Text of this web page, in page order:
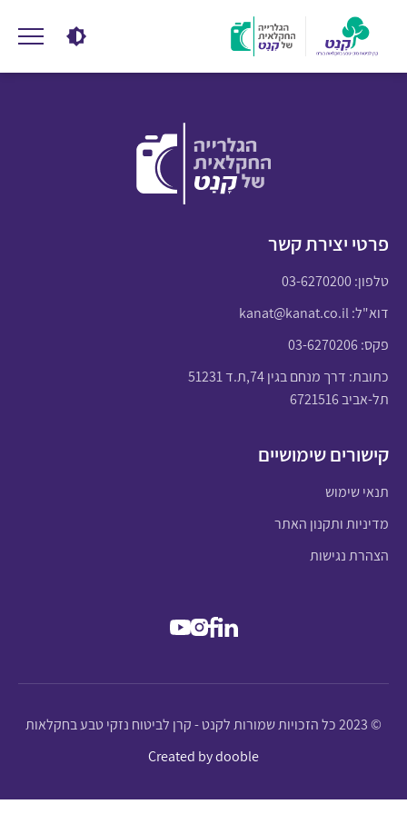
פרטי יצירת קשר
טלפון:03-6270200
דוא"ל:kanat@kanat.co.il
פקס: 03-6270206
כתובת: דרך מנחם בגין 74,ת.ד 51231
תל-אביב 6721516
קישורים שימושיים
תנאי שימוש
מדיניות ותקנון האתר
הצהרת נגישות
© 2023 כל הזכויות שמורות לקנט - קרן לביטוח נזקי טבע בחקלאות
Created by dooble